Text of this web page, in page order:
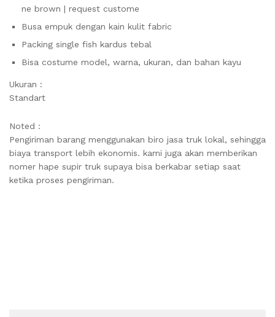
ne brown | request custome
Busa empuk dengan kain kulit fabric
Packing single fish kardus tebal
Bisa costume model, warna, ukuran, dan bahan kayu
Ukuran :
Standart
Noted :
Pengiriman barang menggunakan biro jasa truk lokal, sehingga
biaya transport lebih ekonomis. kami juga akan memberikan
nomer hape supir truk supaya bisa berkabar setiap saat
ketika proses pengiriman.